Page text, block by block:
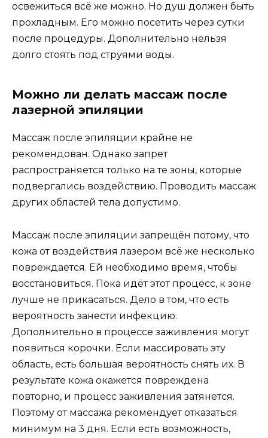
освежиться всё же можно. Но душ должен быть
прохладным. Его можно посетить через сутки
после процедуры. Дополнительно нельзя
долго стоять под струями воды.
Можно ли делать массаж после
лазерной эпиляции
Массаж после эпиляции крайне не
рекомендован. Однако запрет
распространяется только на те зоны, которые
подвергались воздействию. Проводить массаж
других областей тела допустимо.
Массаж после эпиляции запрещён потому, что
кожа от воздействия лазером всё же несколько
повреждается. Ей необходимо время, чтобы
восстановиться. Пока идёт этот процесс, к зоне
лучше не прикасаться. Дело в том, что есть
вероятность занести инфекцию.
Дополнительно в процессе заживления могут
появиться корочки. Если массировать эту
область, есть большая вероятность снять их. В
результате кожа окажется повреждена
повторно, и процесс заживления затянется.
Поэтому от массажа рекомендует отказаться
минимум на 3 дня. Если есть возможность,